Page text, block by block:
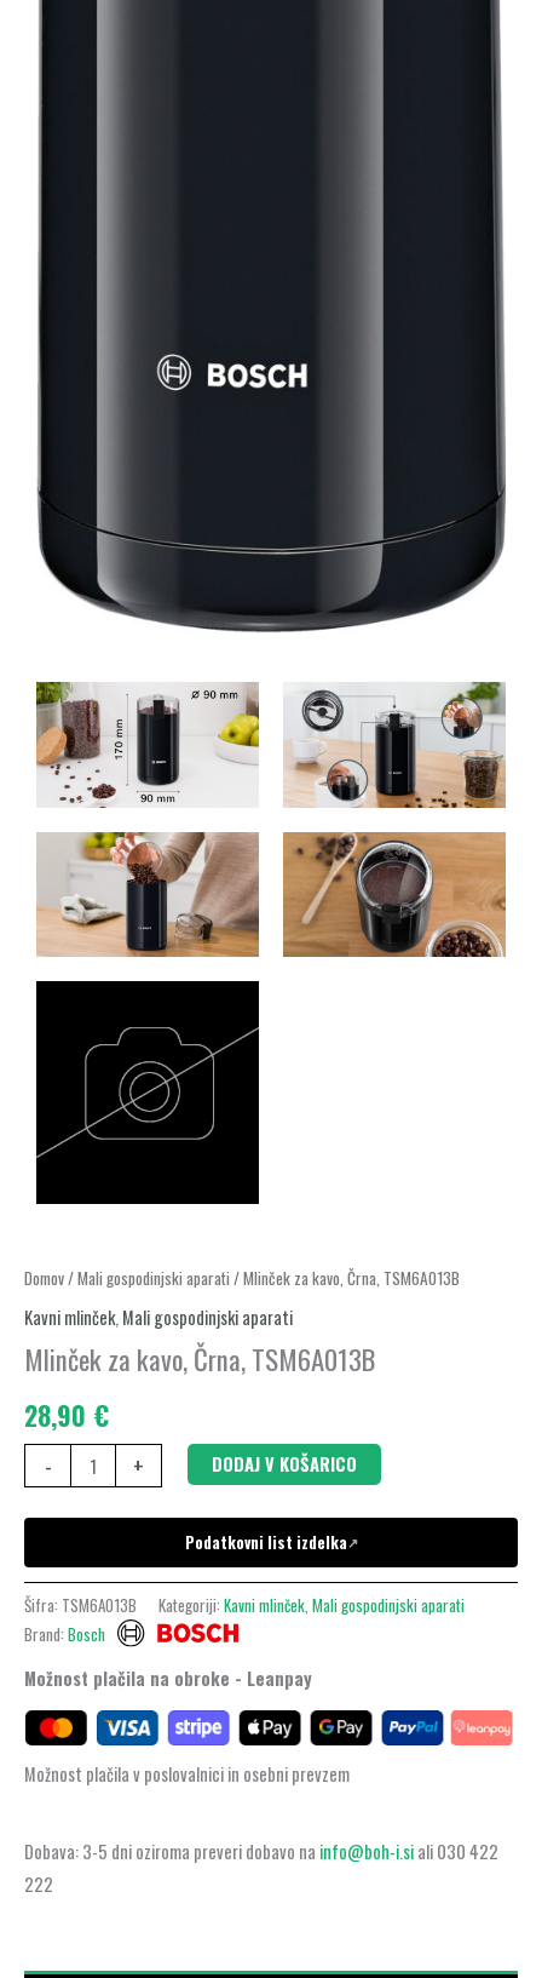
Domov/Mali gospodinjski aparati / Mlinček za kavo, Črna, TSM6A013B
Kavni mlinček, Mali gospodinjski aparati
Mlinček za kavo, Črna, TSM6A013B
28,90 €
-
Mlinček
za
kavo,
Črna,
TSM6A013B
količina
+ DODAJ V KOŠARICO
Podatkovni list izdelka↗
Šifra: TSM6A013B Kategoriji: Kavni mlinček, Mali gospodinjski aparati
Brand: Bosch
Možnost plačila na obroke - Leanpay
Možnost plačila v poslovalnici in osebni prevzem
Dobava: 3-5 dni oziroma preveri dobavo na info@boh-i.siali 030 422
222